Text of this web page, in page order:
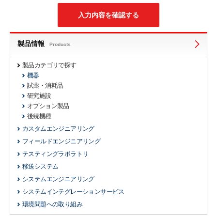
製品情報 Products
製品カテゴリで探す
機器
試薬・消耗品
研究施設
オプション製品
後続機種
カスタムエンジニアリング
フィールドエンジニアリング
テスティングラボラトリ
移送システム
システムエンジニアリング
システムインテグレーションサービス
環境問題への取り組み